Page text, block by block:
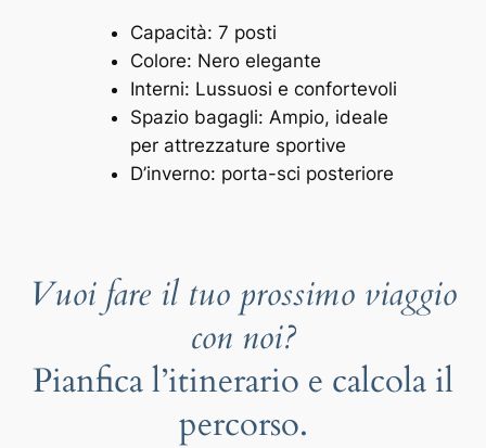
Capacità: 7 posti
Colore: Nero elegante
Interni: Lussuosi e confortevoli
Spazio bagagli: Ampio, ideale
per attrezzature sportive
D’inverno: porta-sci posteriore
Vuoi fare il tuo prossimo viaggio
con noi?
Pianfica l’itinerario e calcola il
percorso.